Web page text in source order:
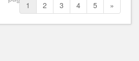
1 2 3 4 5 »